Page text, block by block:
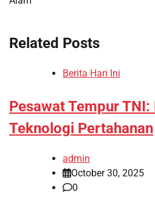
Related Posts
Berita Hari Ini
Pesawat Tempur TNI:
Teknologi Pertahanan
admin
October 30, 2025
0